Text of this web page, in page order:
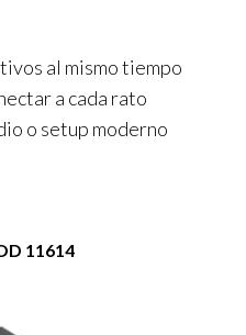
al mismo tiempo
a cada rato
o setup moderno
11614